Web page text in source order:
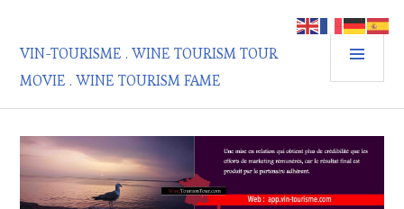
contenu
principal
VIN-TOURISME . WINE TOURISM TOUR
MOVIE . WINE TOURISM FAME